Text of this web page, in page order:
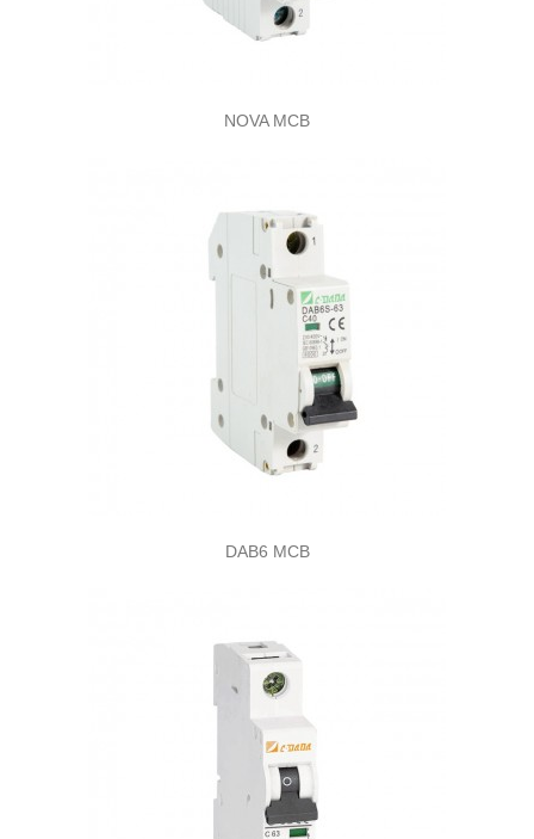
NOVA MCB
DAB6 MCB